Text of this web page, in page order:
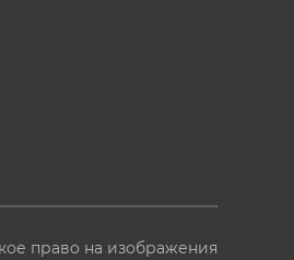
право на изображения